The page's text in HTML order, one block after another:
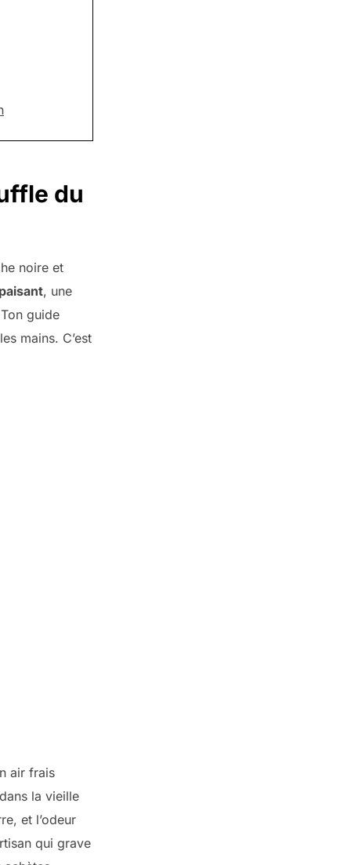
du
noire et
, une
guide
mains. C’est
air frais
la vieille
et l’odeur
qui grave